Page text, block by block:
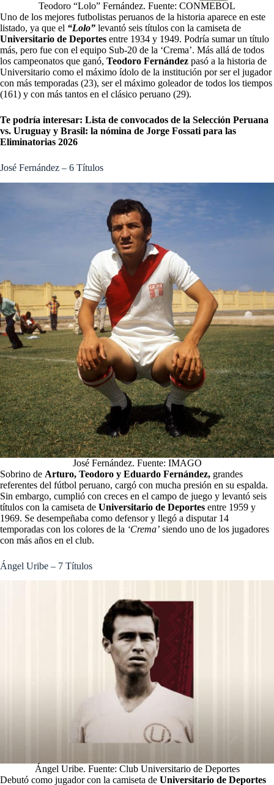
Teodoro “Lolo” Fernández. Fuente: CONMEBOL
Uno de los mejores futbolistas peruanos de la historia aparece en este
listado, ya que el “Lolo” levantó seis títulos con la camiseta de
Universitario de Deportes entre 1934 y 1949. Podría sumar un título
más, pero fue con el equipo Sub-20 de la ‘Crema’. Más allá de todos
los campeonatos que ganó, Teodoro Fernández pasó a la historia de
Universitario como el máximo ídolo de la institución por ser el jugador
con más temporadas (23), ser el máximo goleador de todos los tiempos
(161) y con más tantos en el clásico peruano (29).
Te podría interesar: Lista de convocados de la Selección Peruana
vs. Uruguay y Brasil: la nómina de Jorge Fossati para las
Eliminatorias 2026
José Fernández – 6 Títulos
José Fernández. Fuente: IMAGO
Sobrino de Arturo, Teodoro y Eduardo Fernández, grandes
referentes del fútbol peruano, cargó con mucha presión en su espalda.
Sin embargo, cumplió con creces en el campo de juego y levantó seis
títulos con la camiseta de Universitario de Deportes entre 1959 y
1969. Se desempeñaba como defensor y llegó a disputar 14
temporadas con los colores de la ‘Crema’ siendo uno de los jugadores
con más años en el club.
Ángel Uribe – 7 Títulos
Ángel Uribe. Fuente: Club Universitario de Deportes
Debutó como jugador con la camiseta de Universitario de Deportes